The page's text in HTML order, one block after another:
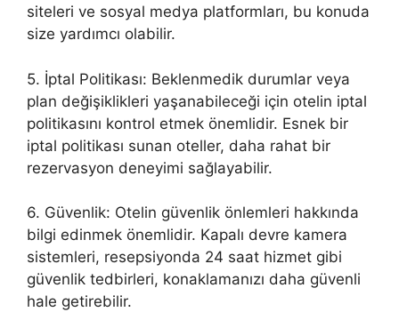
siteleri ve sosyal medya platformları, bu konuda
size yardımcı olabilir.
5. İptal Politikası: Beklenmedik durumlar veya
plan değişiklikleri yaşanabileceği için otelin iptal
politikasını kontrol etmek önemlidir. Esnek bir
iptal politikası sunan oteller, daha rahat bir
rezervasyon deneyimi sağlayabilir.
6. Güvenlik: Otelin güvenlik önlemleri hakkında
bilgi edinmek önemlidir. Kapalı devre kamera
sistemleri, resepsiyonda 24 saat hizmet gibi
güvenlik tedbirleri, konaklamanızı daha güvenli
hale getirebilir.